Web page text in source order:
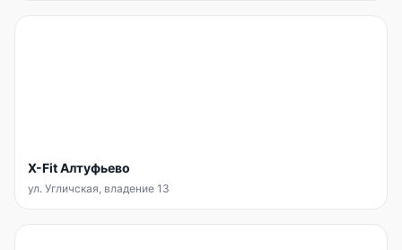
X-Fit Алтуфьево
ул. Угличская, владение 13